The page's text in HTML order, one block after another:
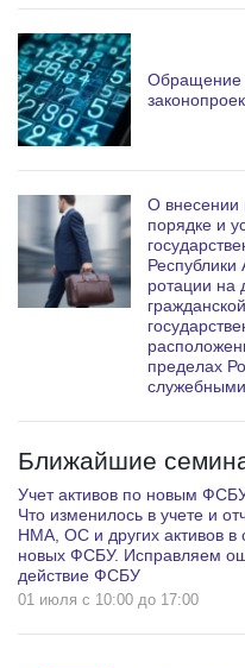
Обращение
О внесении
порядке и
Республики
ротации на
пределах
Ближайшие
Учет активов по новым
Что изменилось в учете и
НМА, ОС и других активов в
новых ФСБУ. Исправляем
действие ФСБУ
01 июля c 10:00 до 17:00